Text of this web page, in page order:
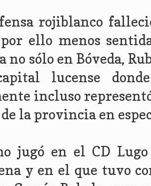
rojiblanco
ello menos
no sólo en Bóveda,
lucense
incluso
la provincia en
jugó en el CD Lugo
y en el que tuvo